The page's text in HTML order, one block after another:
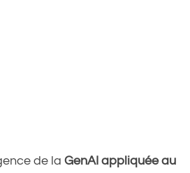
de la GenAI appliquée au